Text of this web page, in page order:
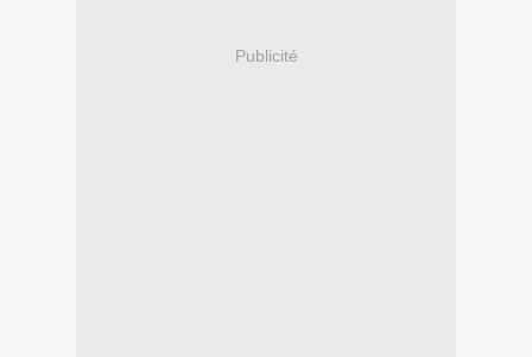
Publicité